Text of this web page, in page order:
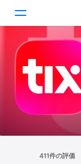
Today
ゲーム
Arcade
検索
411件の評価